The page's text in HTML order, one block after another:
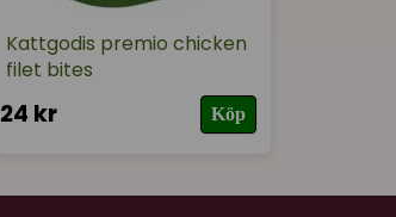
Kattgodis premio chicken
filet bites
24 kr Köp